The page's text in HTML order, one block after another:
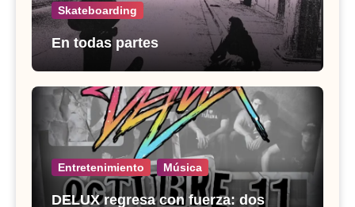
Skateboarding
En todas partes
Entretenimiento Música
DELUX regresa con fuerza: dos